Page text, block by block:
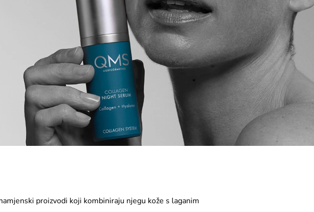
proizvodi koji kombiniraju njegu kože s laganim